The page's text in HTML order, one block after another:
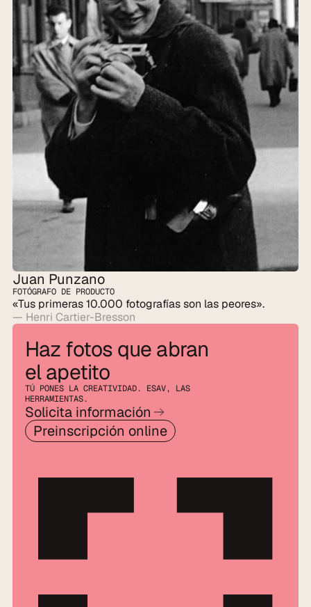
Juan Punzano
FOTÓGRAFO DE PRODUCTO
«Tus primeras 10.000 fotografías son las peores».
— Henri Cartier-Bresson
Haz fotos que abran
el apetito
TÚ PONES LA CREATIVIDAD. ESAV, LAS
HERRAMIENTAS.
Solicita información
Preinscripción online